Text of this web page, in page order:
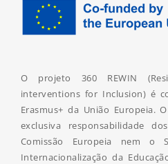
O projeto 360 REWIN
interventions for Inclusion) é
Erasmus+ da União Europeia.
exclusiva responsabilidade
Comissão Europeia nem o
Internacionalização da